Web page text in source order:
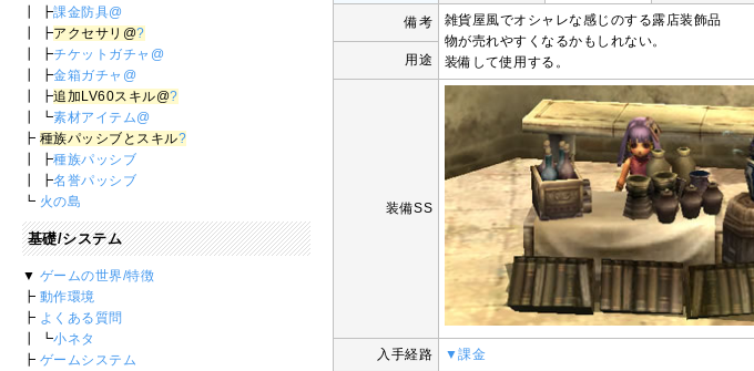
備考
雑貨屋風でオシャレな感じのする露店装飾品
物が売れやすくなるかもしれない。
装備して使用する。
用途
装備SS
入手経路 ▼課金
┃ ┣課金防具@
┃ ┣アクセサリ@?
┃ ┣チケットガチャ@
┃ ┣金箱ガチャ@
┃ ┣追加LV60スキル@?
┃ ┗素材アイテム@
┣ 種族パッシブとスキル?
┃ ┣種族パッシブ
┃ ┣名誉パッシブ
┗ 火の島
基礎/システム
▼ ゲームの世界/特徴
┣ 動作環境
┣ よくある質問
┃ ┗小ネタ
┣ ゲームシステム